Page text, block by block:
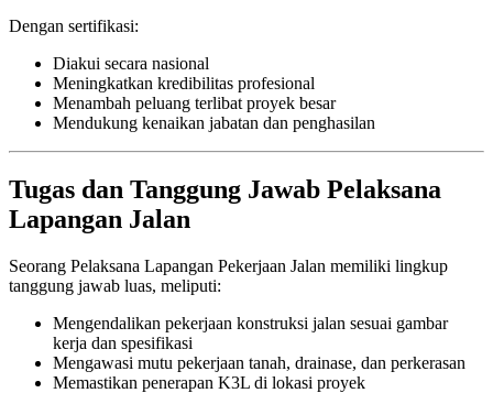
Dengan sertifikasi:
Diakui secara nasional
Meningkatkan kredibilitas profesional
Menambah peluang terlibat proyek besar
Mendukung kenaikan jabatan dan penghasilan
Tugas dan Tanggung Jawab Pelaksana
Lapangan Jalan
Seorang Pelaksana Lapangan Pekerjaan Jalan memiliki lingkup
tanggung jawab luas, meliputi:
Mengendalikan pekerjaan konstruksi jalan sesuai gambar
kerja dan spesifikasi
Mengawasi mutu pekerjaan tanah, drainase, dan perkerasan
Memastikan penerapan K3L di lokasi proyek